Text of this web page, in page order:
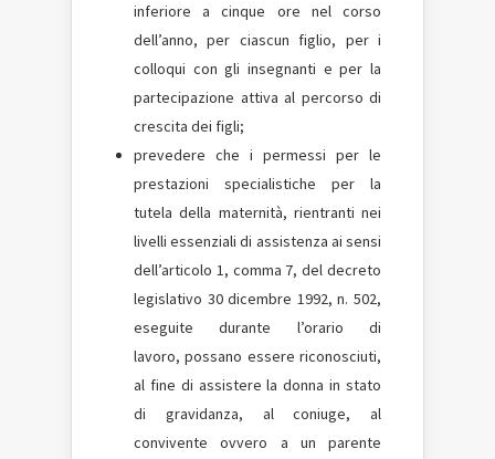
inferiore a cinque ore nel corso
dell’anno, per ciascun figlio, per i
colloqui con gli insegnanti e per la
partecipazione attiva al percorso di
crescita dei figli;
prevedere che i permessi per le
prestazioni specialistiche per la
tutela della maternità, rientranti nei
livelli essenziali di assistenza ai sensi
dell’articolo 1, comma 7, del decreto
legislativo 30 dicembre 1992, n. 502,
eseguite durante l’orario di
lavoro, possano essere riconosciuti,
al fine di assistere la donna in stato
di gravidanza, al coniuge, al
convivente ovvero a un parente